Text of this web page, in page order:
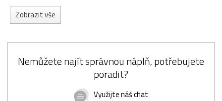
Zobrazit vše
Nemůžete najít správnou náplň, potřebujete
poradit?
Využijte náš chat